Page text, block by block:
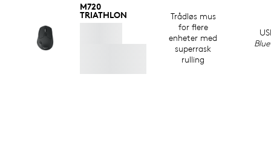
M720
TRIATHLON
Trådløs mus
for flere
enheter med
superrask
rulling